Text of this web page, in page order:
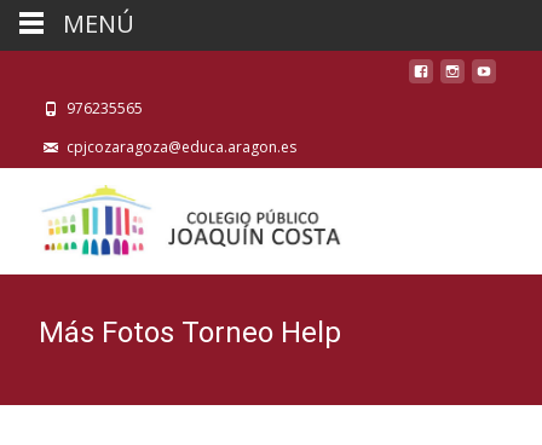
976235565
cpjcozaragoza@educa.aragon.es
Más Fotos Torneo Help
MENÚ